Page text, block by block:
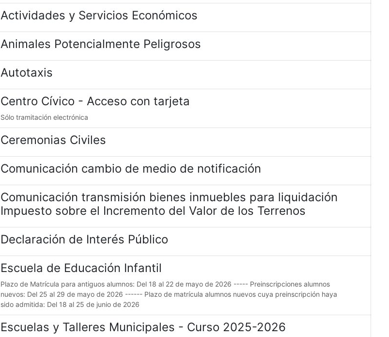
Actividades y Servicios Económicos
Animales Potencialmente Peligrosos
Autotaxis
Centro Cívico - Acceso con tarjeta
Sólo tramitación electrónica
Ceremonias Civiles
Comunicación cambio de medio de notificación
Comunicación transmisión bienes inmuebles para liquidación
Impuesto sobre el Incremento del Valor de los Terrenos
Declaración de Interés Público
Escuela de Educación Infantil
Plazo de Matrícula para antiguos alumnos: Del 18 al 22 de mayo de 2026 ----- Preinscripciones alumnos
nuevos: Del 25 al 29 de mayo de 2026 ------ Plazo de matrícula alumnos nuevos cuya preinscripción haya
sido admitida: Del 18 al 25 de junio de 2026
Escuelas y Talleres Municipales - Curso 2025-2026